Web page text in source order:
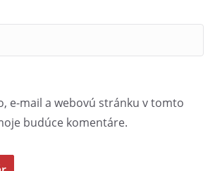
e-mail a webovú stránku v tomto
budúce komentáre.